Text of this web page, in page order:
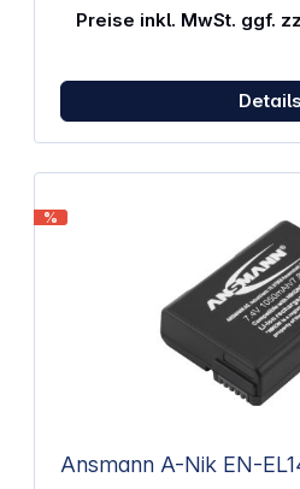
Preise inkl. MwSt. ggf.
Details
%
Ansmann A-Nik EN-